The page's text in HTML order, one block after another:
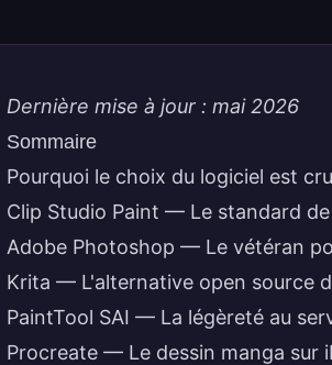
Dernière mise à jour : mai 2026
Sommaire
Pourquoi le choix du logiciel est
Clip Studio Paint — Le standard
Adobe Photoshop — Le vétéran
Krita — L'alternative open source
PaintTool SAI — La légèreté au
Procreate — Le dessin manga sur